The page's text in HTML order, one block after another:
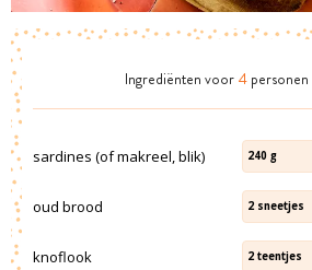
Ingrediënten voor 4 personen
sardines (of makreel, blik) 240 g
oud brood 2 sneetjes
knoflook 2 teentjes